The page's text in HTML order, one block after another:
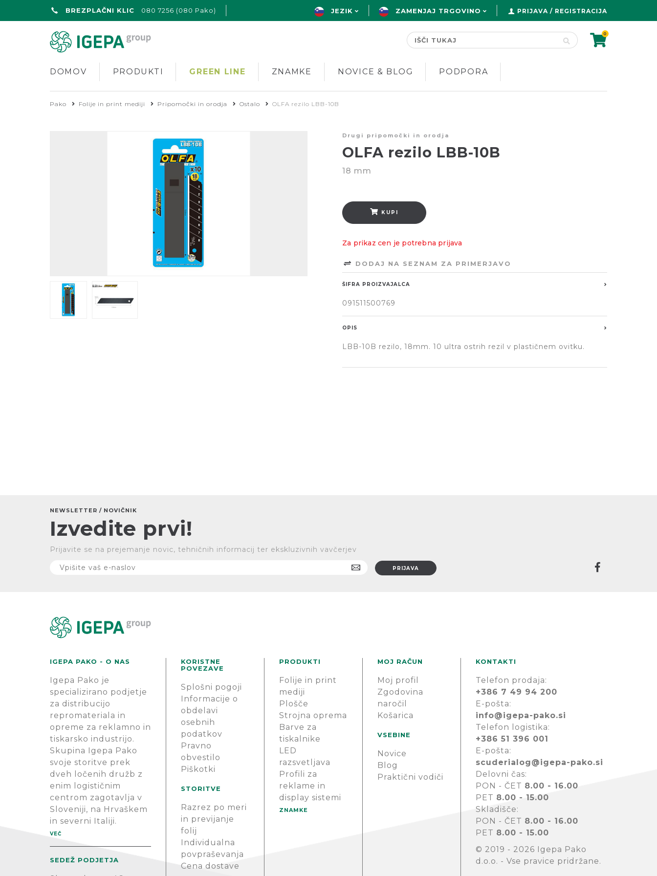
BREZPLAČNI KLIC 080 7256 (080 Pako) JEZIK ZAMENJAJ TRGOVINO
0
PRIJAVA / REGISTRACIJA
DOMOV PRODUKTI GREEN LINE ZNAMKE NOVICE & BLOG PODPORA
Pako Folije in print mediji Pripomočki in orodja Ostalo OLFA rezilo LBB-10B
Drugi pripomočki in orodja
OLFA rezilo LBB-10B
18 mm
KUPI
Za prikaz cen je potrebna prijava
DODAJ NA SEZNAM ZA PRIMERJAVO
ŠIFRA PROIZVAJALCA
091511500769
OPIS
LBB-10B rezilo, 18mm. 10 ultra ostrih rezil v plastičnem ovitku.
NEWSLETTER / NOVIČNIK
Izvedite prvi!
Prijavite se na prejemanje novic, tehničnih informacij ter ekskluzivnih vavčerjev
IGEPA PAKO - O NAS
Igepa Pako je
specializirano podjetje
za distribucijo
repromateriala in
opreme za reklamno in
tiskarsko industrijo.
Skupina Igepa Pako
svoje storitve prek
dveh ločenih družb z
enim logističnim
centrom zagotavlja v
Sloveniji, na Hrvaškem
in severni Italiji.
VEČ
SEDEŽ PODJETJA
KORISTNE
POVEZAVE
Splošni pogoji
Informacije o
obdelavi
osebnih
podatkov
Pravno
obvestilo
Piškotki
STORITVE
Razrez po meri
in previjanje
folij
Individualna
povpraševanja
Cena dostave
PRODUKTI
Folije in print
mediji
Plošče
Strojna oprema
Barve za
tiskalnike
LED
razsvetljava
Profili za
reklame in
display sistemi
ZNAMKE
MOJ RAČUN
Moj profil
Zgodovina
naročil
Košarica
VSEBINE
Novice
Blog
Praktični vodiči
KONTAKTI
Telefon prodaja:
+386 7 49 94 200
E-pošta:
info@igepa-pako.si
Telefon logistika:
+386 51 396 001
E-pošta:
scuderialog@igepa-pako.si
Delovni čas:
PON - ČET 8.00 - 16.00
PET 8.00 - 15.00
Skladišče:
PON - ČET 8.00 - 16.00
PET 8.00 - 15.00
© 2019 - 2026 Igepa Pako
d.o.o. - Vse pravice pridržane.